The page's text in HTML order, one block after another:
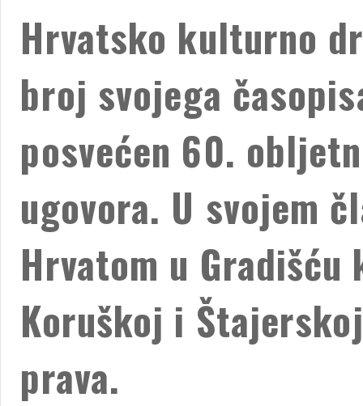
Hrvatsko kulturno
broj svojega
posvećen 60.
ugovora. U svojem
Hrvatom u
Koruškoj i
prava.